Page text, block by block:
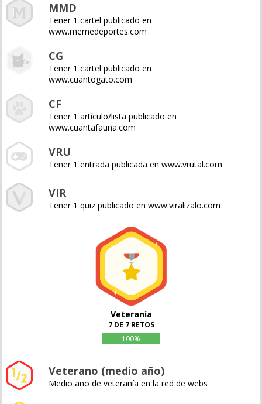
MMD
Tener 1 cartel publicado en
www.memedeportes.com
CG
Tener 1 cartel publicado en
www.cuantogato.com
CF
Tener 1 artículo/lista publicado en
www.cuantafauna.com
VRU
Tener 1 entrada publicada en www.vrutal.com
VIR
Tener 1 quiz publicado en www.viralizalo.com
Veteranía
7 DE 7 RETOS
100%
Veterano (medio año)
Medio año de veteranía en la red de webs